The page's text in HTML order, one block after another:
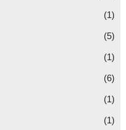
(1)
(5)
(1)
(6)
(1)
(1)